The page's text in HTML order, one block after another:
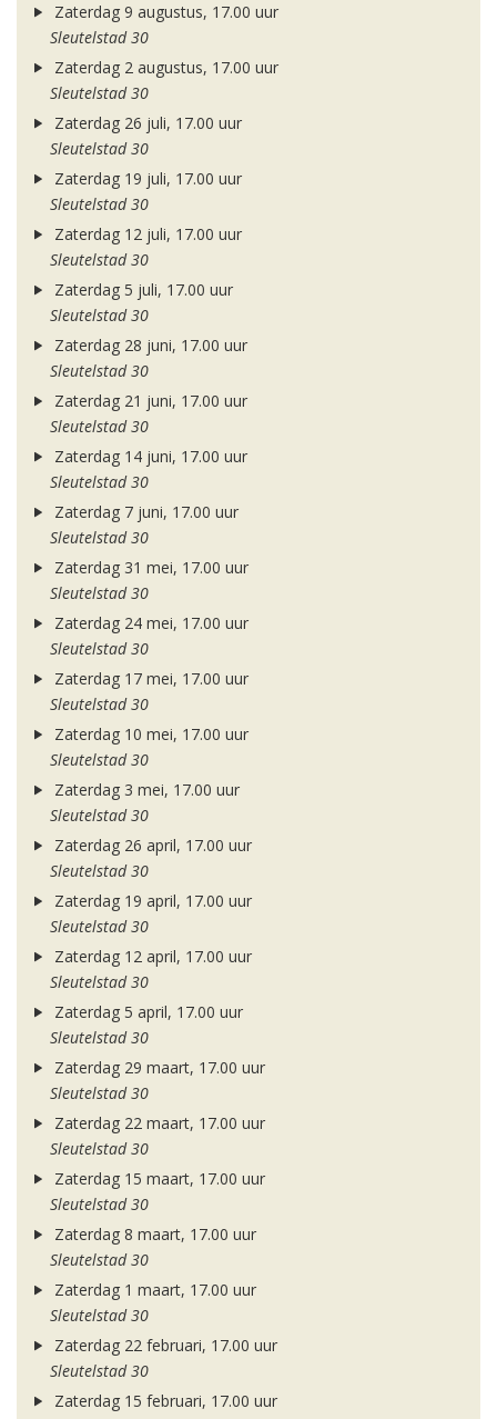
Zaterdag 9 augustus, 17.00 uur
Sleutelstad 30
Zaterdag 2 augustus, 17.00 uur
Sleutelstad 30
Zaterdag 26 juli, 17.00 uur
Sleutelstad 30
Zaterdag 19 juli, 17.00 uur
Sleutelstad 30
Zaterdag 12 juli, 17.00 uur
Sleutelstad 30
Zaterdag 5 juli, 17.00 uur
Sleutelstad 30
Zaterdag 28 juni, 17.00 uur
Sleutelstad 30
Zaterdag 21 juni, 17.00 uur
Sleutelstad 30
Zaterdag 14 juni, 17.00 uur
Sleutelstad 30
Zaterdag 7 juni, 17.00 uur
Sleutelstad 30
Zaterdag 31 mei, 17.00 uur
Sleutelstad 30
Zaterdag 24 mei, 17.00 uur
Sleutelstad 30
Zaterdag 17 mei, 17.00 uur
Sleutelstad 30
Zaterdag 10 mei, 17.00 uur
Sleutelstad 30
Zaterdag 3 mei, 17.00 uur
Sleutelstad 30
Zaterdag 26 april, 17.00 uur
Sleutelstad 30
Zaterdag 19 april, 17.00 uur
Sleutelstad 30
Zaterdag 12 april, 17.00 uur
Sleutelstad 30
Zaterdag 5 april, 17.00 uur
Sleutelstad 30
Zaterdag 29 maart, 17.00 uur
Sleutelstad 30
Zaterdag 22 maart, 17.00 uur
Sleutelstad 30
Zaterdag 15 maart, 17.00 uur
Sleutelstad 30
Zaterdag 8 maart, 17.00 uur
Sleutelstad 30
Zaterdag 1 maart, 17.00 uur
Sleutelstad 30
Zaterdag 22 februari, 17.00 uur
Sleutelstad 30
Zaterdag 15 februari, 17.00 uur